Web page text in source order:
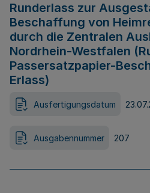
Runderlass zur
Beschaffung von
durch die Zentralen
Nordrhein-Westfalen
Passersatzpapier-
Erlass)
Ausfertigungsdatum
Ausgabennummer 207